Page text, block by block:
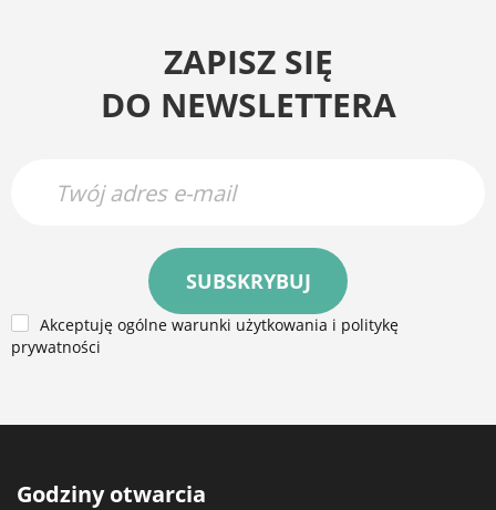
ZAPISZ SIĘ
DO NEWSLETTERA
SUBSKRYBUJ
Akceptuję ogólne warunki użytkowania i politykę
prywatności
Godziny otwarcia